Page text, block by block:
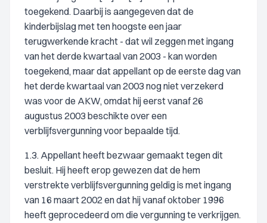
toegekend. Daarbij is aangegeven dat de
kinderbijslag met ten hoogste een jaar
terugwerkende kracht - dat wil zeggen met ingang
van het derde kwartaal van 2003 - kan worden
toegekend, maar dat appellant op de eerste dag van
het derde kwartaal van 2003 nog niet verzekerd
was voor de AKW, omdat hij eerst vanaf 26
augustus 2003 beschikte over een
verblijfsvergunning voor bepaalde tijd.
1.3. Appellant heeft bezwaar gemaakt tegen dit
besluit. Hij heeft erop gewezen dat de hem
verstrekte verblijfsvergunning geldig is met ingang
van 16 maart 2002 en dat hij vanaf oktober 1996
heeft geprocedeerd om die vergunning te verkrijgen.